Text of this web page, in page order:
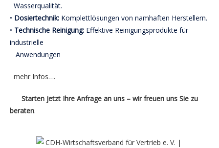
Wasserqualität.
• Dosiertechnik: Komplettlösungen von namhaften Herstellern.
• Technische Reinigung: Effektive Reinigungsprodukte für
industrielle
Anwendungen
mehr Infos….
Starten jetzt Ihre Anfrage an uns – wir freuen uns Sie zu
beraten.